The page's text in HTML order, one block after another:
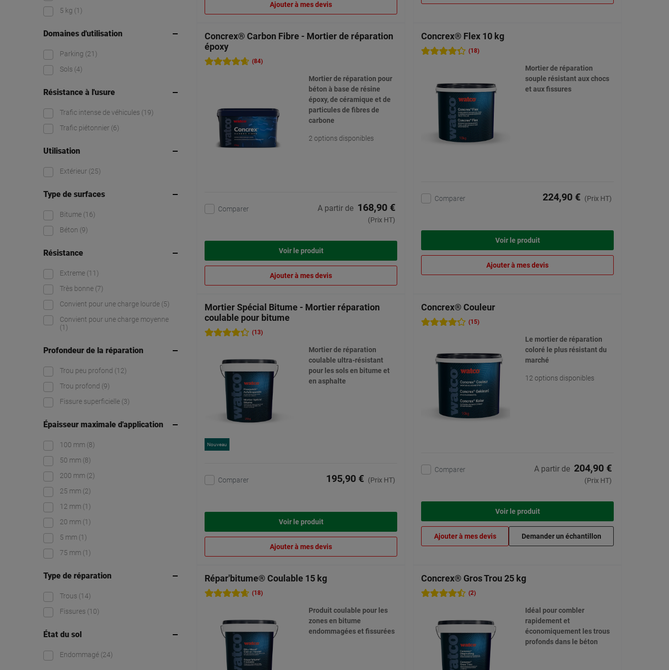
5 kg (1)
Domaines d'utilisation
Parking (21)
Sols (4)
Résistance à l'usure
Trafic intense de véhicules (19)
Trafic piétonnier (6)
Utilisation
Extérieur (25)
Type de surfaces
Bitume (16)
Béton (9)
Résistance
Extreme (11)
Très bonne (7)
Convient pour une charge lourde (5)
Convient pour une charge moyenne
(1)
Profondeur de la réparation
Trou peu profond (12)
Trou profond (9)
Fissure superficielle (3)
Épaisseur maximale d'application
100 mm (8)
50 mm (8)
200 mm (2)
25 mm (2)
12 mm (1)
20 mm (1)
5 mm (1)
75 mm (1)
Type de réparation
Trous (14)
Fissures (10)
État du sol
Endommagé (24)
Ajouter à mes devis
Concrex® Carbon Fibre - Mortier de réparation
époxy
(84)
Mortier de réparation pour
béton à base de résine
époxy, de céramique et de
particules de fibres de
carbone
2 options disponibles
Comparer A partir de 168,90 €
(Prix HT)
Voir le produit
Ajouter à mes devis
Concrex® Flex 10 kg
(18)
Mortier de réparation
souple résistant aux chocs
et aux fissures
Comparer 224,90 € (Prix HT)
Voir le produit
Ajouter à mes devis
Mortier Spécial Bitume - Mortier réparation
coulable pour bitume
(13)
Nouveau
Mortier de réparation
coulable ultra-résistant
pour les sols en bitume et
en asphalte
Comparer 195,90 € (Prix HT)
Voir le produit
Ajouter à mes devis
Concrex® Couleur
(15)
Le mortier de réparation
coloré le plus résistant du
marché
12 options disponibles
Comparer A partir de 204,90 €
(Prix HT)
Voir le produit
Ajouter à mes devis Demander un échantillon
Répar'bitume® Coulable 15 kg
(18)
Produit coulable pour les
zones en bitume
endommagées et fissurées
Concrex® Gros Trou 25 kg
(2)
Idéal pour combler
rapidement et
économiquement les trous
profonds dans le béton